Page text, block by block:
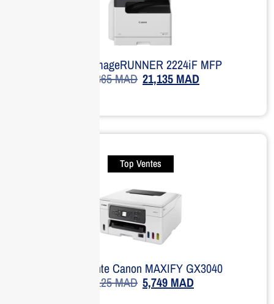
Canon imageRUNNER 2224iF MFP
24,865MAD 21,135 MAD
Top Ventes
Imprimante Canon MAXIFY GX3040
8,125MAD 5,749 MAD